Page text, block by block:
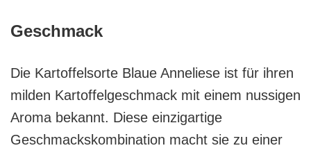
Geschmack
Die Kartoffelsorte Blaue Anneliese ist für ihren
milden Kartoffelgeschmack mit einem nussigen
Aroma bekannt. Diese einzigartige
Geschmackskombination macht sie zu einer